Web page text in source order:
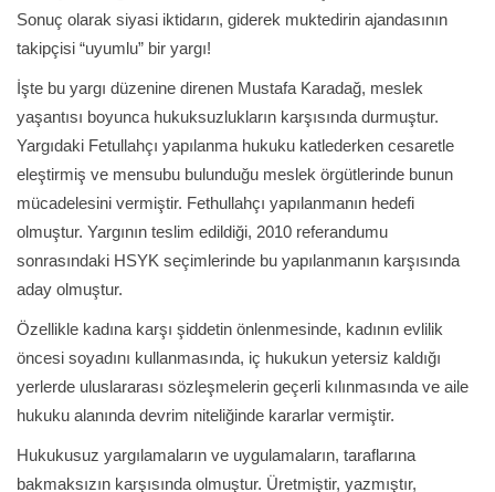
Sonuç olarak siyasi iktidarın, giderek muktedirin ajandasının
takipçisi “uyumlu” bir yargı!
İşte bu yargı düzenine direnen Mustafa Karadağ, meslek
yaşantısı boyunca hukuksuzlukların karşısında durmuştur.
Yargıdaki Fetullahçı yapılanma hukuku katlederken cesaretle
eleştirmiş ve mensubu bulunduğu meslek örgütlerinde bunun
mücadelesini vermiştir. Fethullahçı yapılanmanın hedefi
olmuştur. Yargının teslim edildiği, 2010 referandumu
sonrasındaki HSYK seçimlerinde bu yapılanmanın karşısında
aday olmuştur.
Özellikle kadına karşı şiddetin önlenmesinde, kadının evlilik
öncesi soyadını kullanmasında, iç hukukun yetersiz kaldığı
yerlerde uluslararası sözleşmelerin geçerli kılınmasında ve aile
hukuku alanında devrim niteliğinde kararlar vermiştir.
Hukukusuz yargılamaların ve uygulamaların, taraflarına
bakmaksızın karşısında olmuştur. Üretmiştir, yazmıştır,